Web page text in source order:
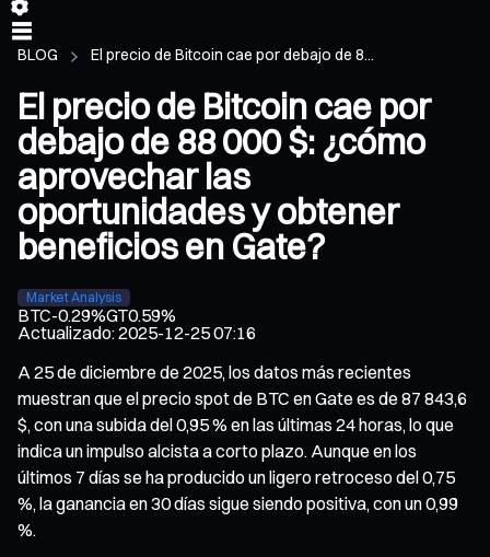
BLOG El precio de Bitcoin cae por debajo de 8...
El precio de Bitcoin cae por
debajo de 88 000 $: ¿cómo
aprovechar las
oportunidades y obtener
beneficios en Gate?
Market Analysis
BTC-0.29%GT0.59%
Actualizado:2025-12-25 07:16
A 25 de diciembre de 2025, los datos más recientes
muestran que el precio spot de BTC en Gate es de 87 843,6
$, con una subida del 0,95 % en las últimas 24 horas, lo que
indica un impulso alcista a corto plazo. Aunque en los
últimos 7 días se ha producido un ligero retroceso del 0,75
%, la ganancia en 30 días sigue siendo positiva, con un 0,99
%.